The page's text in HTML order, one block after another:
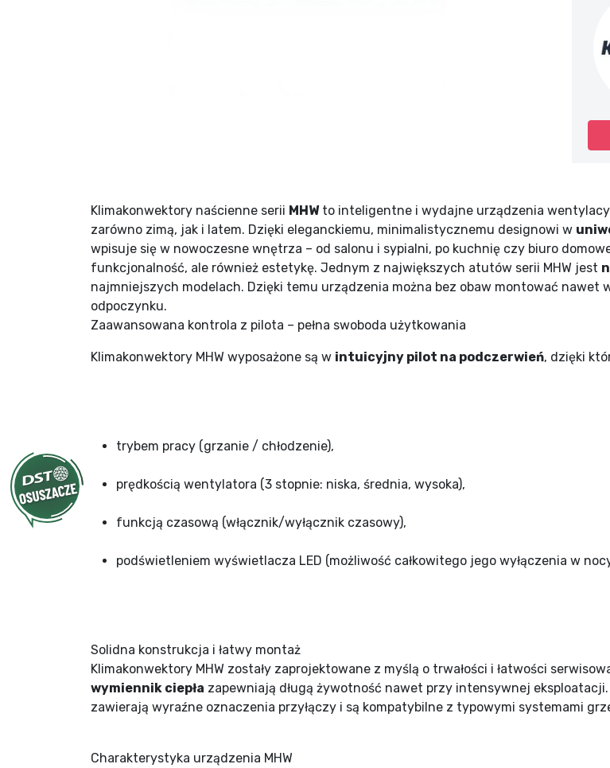
Klimakonwektory naścienne serii MHWto inteligentne i wydajne urządzenia
zarówno zimą, jak i latem. Dzięki eleganckiemu, minimalistycznemu designowi w
wpisuje się w nowoczesne wnętrza – od salonu i sypialni, po kuchnię czy biuro
funkcjonalność, ale również estetykę. Jednym z największych atutów serii MHW jest
najmniejszych modelach. Dzięki temu urządzenia można bez obaw montować nawet
odpoczynku.
Zaawansowana kontrola z pilota – pełna swoboda użytkowania
Klimakonwektory MHW wyposażone są w intuicyjny pilot na podczerwień, dzięki
trybem pracy (grzanie / chłodzenie),
prędkością wentylatora (3 stopnie: niska, średnia, wysoka),
funkcją czasową (włącznik/wyłącznik czasowy),
podświetleniem wyświetlacza LED (możliwość całkowitego jego wyłączenia w
Solidna konstrukcja i łatwy montaż
Klimakonwektory MHW zostały zaprojektowane z myślą o trwałości i łatwości
wymiennik ciepła zapewniają długą żywotność nawet przy intensywnej
zawierają wyraźne oznaczenia przyłączy i są kompatybilne z typowymi systemami
Charakterystyka urządzenia MHW